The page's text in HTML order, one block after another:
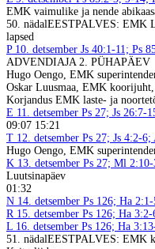
EMK vaimulike ja nende
50. nädalEESTPALVES: EMK
lapsed
P10. detsember Js 40:1-11; Ps
ADVENDIAJA 2. PÜHAPÄEV
Hugo Oengo, EMK
Oskar Luusmaa, EMK
Korjandus EMK laste- ja
E 11. detsember Ps 27; Js 26:7-
09:07 15:21
T 12. detsember Ps 27; Js 4:2-6;
Hugo Oengo, EMK
K 13. detsember Ps 27; Ml
Luutsinapäev
01:32
N 14. detsember Ps 126; Ha
R15. detsember Ps 126; Ha
L 16. detsember Ps 126; Ha
51. nädalEESTPALVES: EMK